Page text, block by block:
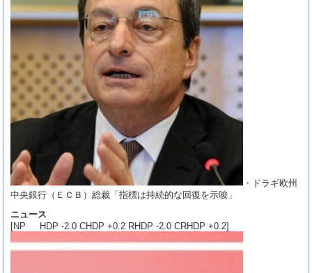
・ドラギ欧州
中央銀行（ＥＣＢ）総裁「指標は持続的な回復を示唆」
ニュース
[NP HDP -2.0 CHDP +0.2 RHDP -2.0 CRHDP +0.2]